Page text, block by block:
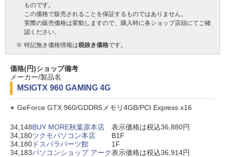
ものです。
この価格で販売されることを保証するものではありません。
実際の販売価格は変動しますので、購入時に各ショップ店頭にてご確
認ください。
※ 特記無き価格情報は税抜き価格です。
価格(円)ショップ備考
メーカー/製品名
MSI GTX 960 GAMING 4G
GeForce GTX 960/GDDR5メモリ4GB/PCI Express x16
34,148BUY MORE秋葉原本店
表示価格は税込36,880円
34,180ツクモパソコン本店
B1F
34,180 ドスパラパーツ館
1F
34,183パソコンショップ アーク表示価格は税込36,914円